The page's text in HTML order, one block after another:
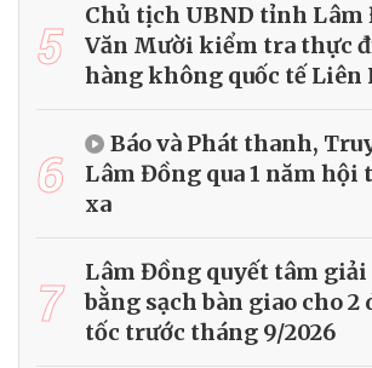
5
Chủ tịch UBND tỉnh Lâm
Văn Mười kiểm tra thực
hàng không quốc tế Liên
6
Báo và Phát thanh,
Lâm Đồng qua 1 năm hội
xa
7
Lâm Đồng quyết tâm
bằng sạch bàn giao cho 2
tốc trước tháng 9/2026